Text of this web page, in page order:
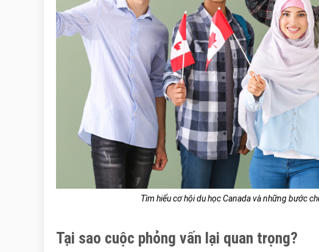
Tìm hiểu cơ hội du học Canada và những bước
Tại sao cuộc phỏng vấn lại quan trọng?